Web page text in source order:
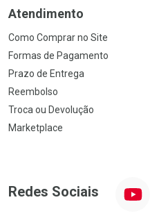
Atendimento
Como Comprar no Site
Formas de Pagamento
Prazo de Entrega
Reembolso
Troca ou Devolução
Marketplace
Redes Sociais